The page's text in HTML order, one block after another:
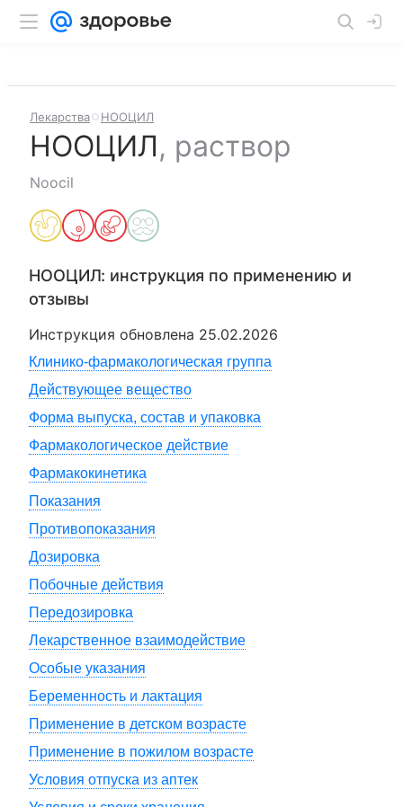
Лекарства НООЦИЛ
НООЦИЛ, раствор
Noocil
НООЦИЛ: инструкция по применению и
отзывы
Инструкция обновлена 25.02.2026
Клинико-фармакологическая группа
Действующее вещество
Форма выпуска, состав и упаковка
Фармакологическое действие
Фармакокинетика
Показания
Противопоказания
Дозировка
Побочные действия
Передозировка
Лекарственное взаимодействие
Особые указания
Беременность и лактация
Применение в детском возрасте
Применение в пожилом возрасте
Условия отпуска из аптек